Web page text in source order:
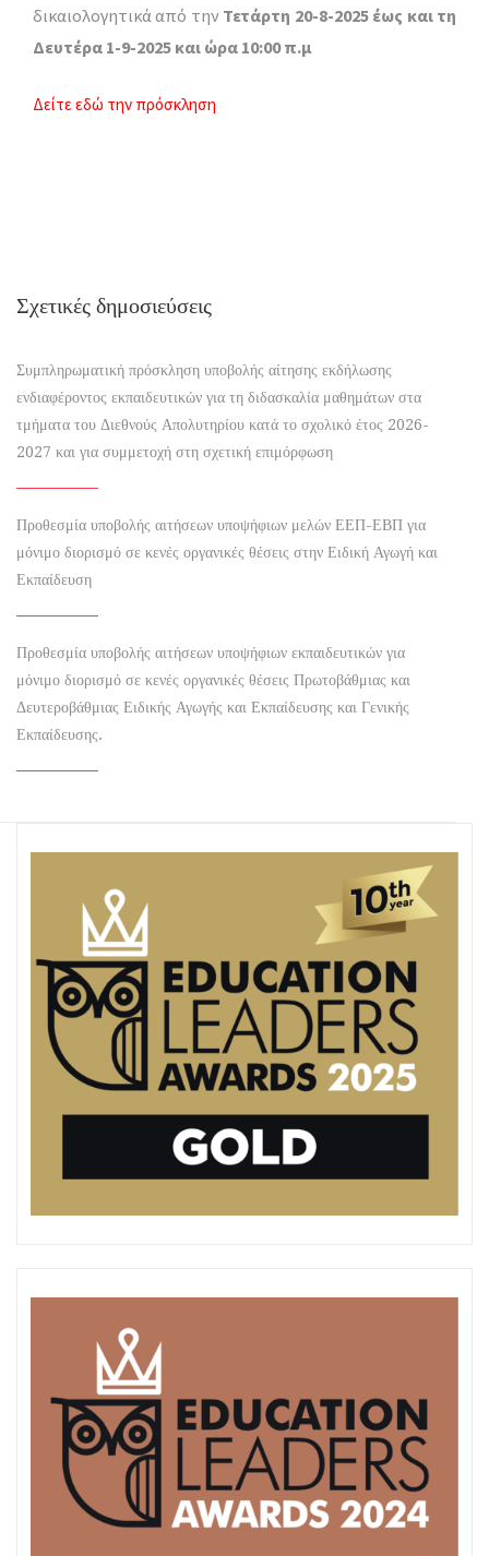
δικαιολογητικά από την Τετάρτη 20-8-2025 έως και τη
Δευτέρα 1-9-2025 και ώρα 10:00 π.μ
Δείτε εδώ την πρόσκληση
Σχετικές δημοσιεύσεις
Συμπληρωματική πρόσκληση υποβολής αίτησης εκδήλωσης
ενδιαφέροντος εκπαιδευτικών για τη διδασκαλία μαθημάτων στα
τμήματα του Διεθνούς Απολυτηρίου κατά το σχολικό έτος 2026-
2027 και για συμμετοχή στη σχετική επιμόρφωση
Προθεσμία υποβολής αιτήσεων υποψήφιων μελών ΕΕΠ-ΕΒΠ για
μόνιμο διορισμό σε κενές οργανικές θέσεις στην Ειδική Αγωγή και
Εκπαίδευση
Προθεσμία υποβολής αιτήσεων υποψήφιων εκπαιδευτικών για
μόνιμο διορισμό σε κενές οργανικές θέσεις Πρωτοβάθμιας και
Δευτεροβάθμιας Ειδικής Αγωγής και Εκπαίδευσης και Γενικής
Εκπαίδευσης.